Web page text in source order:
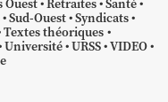
Ouest Retraites Santé
Sud-Ouest Syndicats
Textes théoriques
Université URSS VIDEO